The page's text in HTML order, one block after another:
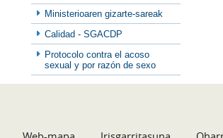
Ministerioaren gizarte-sareak
Calidad - SGACDP
Protocolo contra el acoso
sexual y por razón de sexo